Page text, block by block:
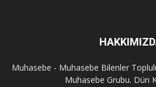
Muhasebe - Muhasebe Bilenler
Muhasebe Grubu. Dün